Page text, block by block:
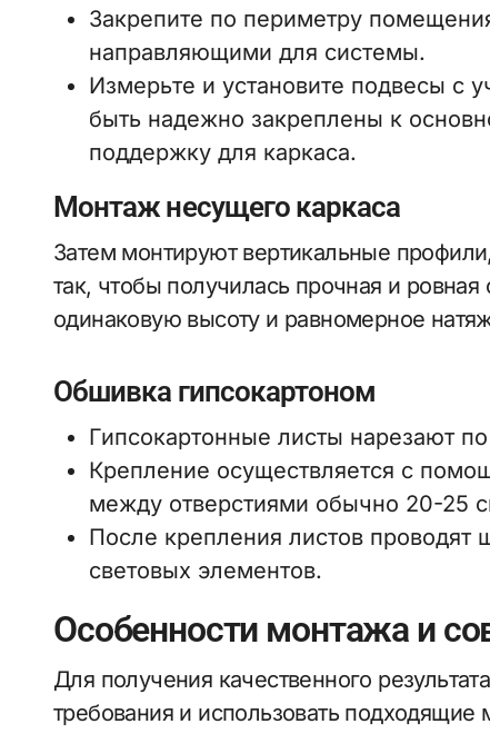
Закрепите по периметру
направляющими для системы.
Измерьте и установите подвесы
быть надежно закреплены к
поддержку для каркаса.
Монтаж несущего каркаса
Затем монтируют вертикальные
так, чтобы получилась прочная и
одинаковую высоту и равномерное
Обшивка гипсокартоном
Гипсокартонные листы нарезают
Крепление осуществляется с
между отверстиями обычно 20-25
После крепления листов
световых элементов.
Особенности монтажа и
Для получения качественного
требования и использовать